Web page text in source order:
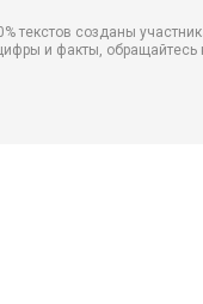
текстов созданы
и факты,